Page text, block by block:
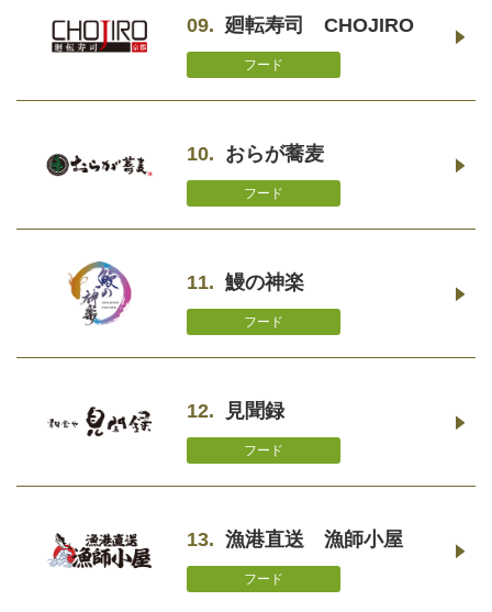
09. 廻転寿司 CHOJIRO
フード
10. おらが蕎麦
フード
11. 鰻の神楽
フード
12. 見聞録
フード
13. 漁港直送 漁師小屋
フード